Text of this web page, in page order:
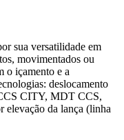
sua versatilidade em
movimentados ou
o içamento e a
deslocamento
CITY, MDT CCS,
da lança (linha